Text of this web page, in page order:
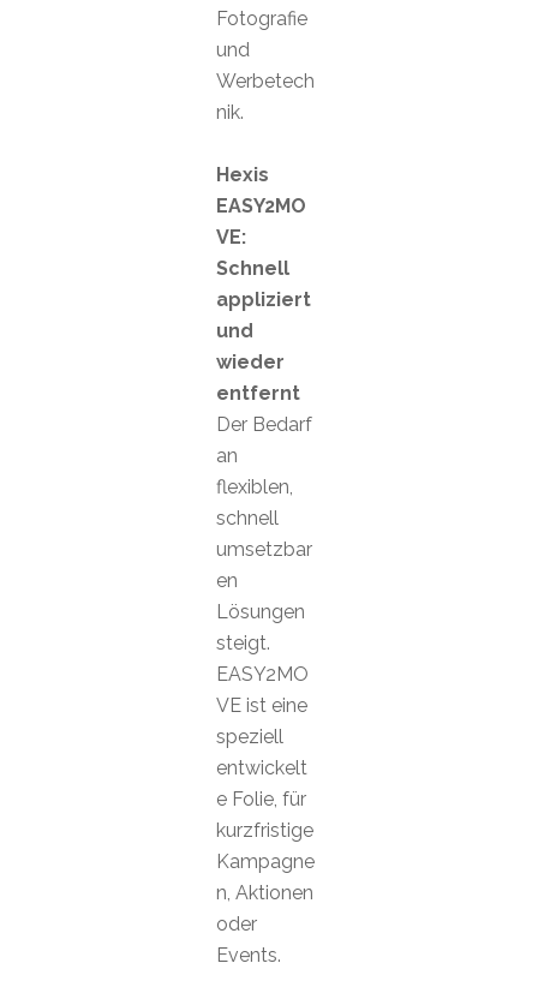
Fotografie
und
Werbetech
nik.
Hexis
EASY2MO
VE:
Schnell
appliziert
und
wieder
entfernt
Der Bedarf
an
flexiblen,
schnell
umsetzbar
en
Lösungen
steigt.
EASY2MO
VE ist eine
speziell
entwickelt
e Folie, für
kurzfristige
Kampagne
n, Aktionen
oder
Events.